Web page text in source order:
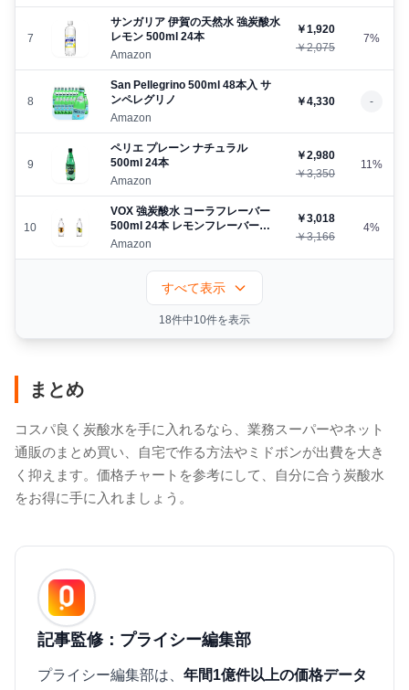
7
サンガリア 伊賀の天然水 強炭酸水
レモン 500ml 24本
Amazon
￥1,920
￥2,075
7%
8
San Pellegrino 500ml 48本入 サ
ンペレグリノ
Amazon
￥4,330 -
9
ペリエ プレーン ナチュラル
500ml 24本
Amazon
￥2,980
￥3,350
11%
10
VOX 強炭酸水 コーラフレーバー
500ml 24本 レモンフレーバー
500ml 24本 ヴォックス
Amazon
￥3,018
￥3,166
4%
すべて表示
18件中10件を表示
まとめ
コスパ良く炭酸水を手に入れるなら、業務スーパーやネット
通販のまとめ買い、自宅で作る方法やミドボンが出費を大き
く抑えます。価格チャートを参考にして、自分に合う炭酸水
をお得に手に入れましょう。
記事監修：プライシー編集部
プライシー編集部は、 年間1億件以上の価格データ